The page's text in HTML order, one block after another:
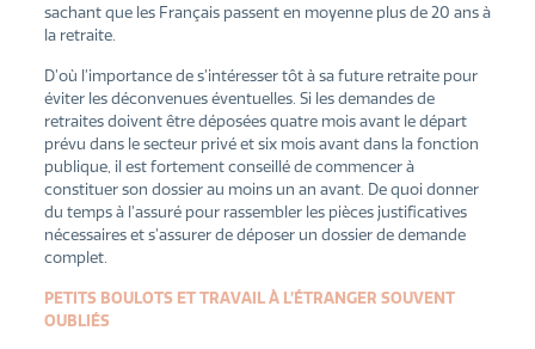
sachant que les Français passent en moyenne plus de 20 ans à
la retraite.
D’où l’importance de s’intéresser tôt à sa future retraite pour
éviter les déconvenues éventuelles. Si les demandes de
retraites doivent être déposées quatre mois avant le départ
prévu dans le secteur privé et six mois avant dans la fonction
publique, il est fortement conseillé de commencer à
constituer son dossier au moins un an avant. De quoi donner
du temps à l’assuré pour rassembler les pièces justificatives
nécessaires et s’assurer de déposer un dossier de demande
complet.
PETITS BOULOTS ET TRAVAIL À L’ÉTRANGER SOUVENT
OUBLIÉS